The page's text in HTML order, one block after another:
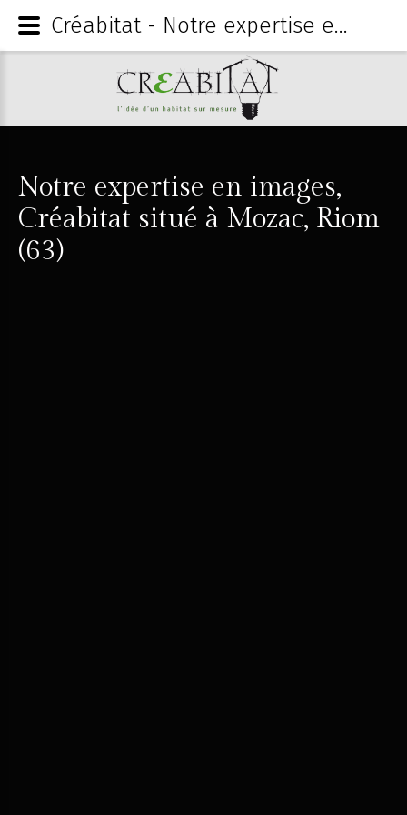
Notre expertise en images,
Créabitat situé à Mozac, Riom
(63)
Créabitat - Notre expertise en images, Créabitat situé à Mozac, Riom (63)